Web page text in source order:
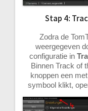
Stap 4:
Zodra de
weergegeven
configuratie in
Binnen Track of
knoppen een
symbool klikt,